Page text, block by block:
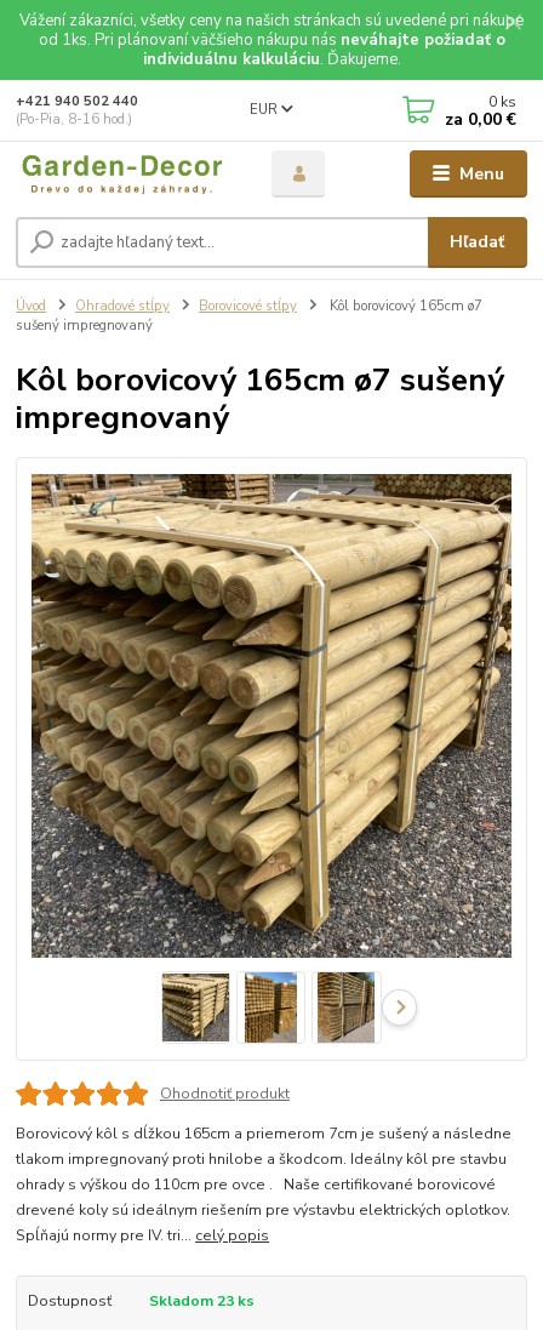
Vážení zákazníci, všetky ceny na našich stránkach sú uvedené pri nákupe
od 1ks. Pri plánovaní väčšieho nákupu nás neváhajte požiadať o
individuálnu kalkuláciu. Ďakujeme.
Menu
EUR
Hľadať
+421 940 502 440
(Po-Pia, 8-16 hod.)
0 ks
za 0,00 €
Úvod Ohradové stĺpy Borovicové stĺpy
Kôl borovicový 165cm ø7
sušený impregnovaný
Kôl borovicový 165cm ø7 sušený
impregnovaný
Ohodnotiť produkt
Borovicový kôl s dĺžkou 165cm a priemerom 7cm je sušený a následne
tlakom impregnovaný proti hnilobe a škodcom. Ideálny kôl pre stavbu
ohrady s výškou do 110cm pre ovce . Naše certifikované borovicové
drevené koly sú ideálnym riešením pre výstavbu elektrických oplotkov.
Spĺňajú normy pre IV. tri... celý popis
Dostupnosť Skladom 23 ks